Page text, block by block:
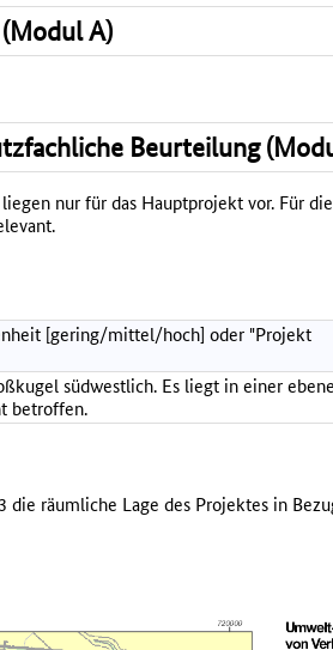
A)
Beurteilung
nur für das Hauptprojekt vor. Für
[gering/mittel/hoch] oder "Projekt
südwestlich. Es liegt in einer
betroffen.
die räumliche Lage des Projektes in